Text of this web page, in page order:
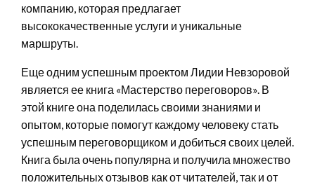
компанию, которая предлагает
высококачественные услуги и уникальные
маршруты.
Еще одним успешным проектом Лидии Невзоровой
является ее книга «Мастерство переговоров». В
этой книге она поделилась своими знаниями и
опытом, которые помогут каждому человеку стать
успешным переговорщиком и добиться своих целей.
Книга была очень популярна и получила множество
положительных отзывов как от читателей, так и от